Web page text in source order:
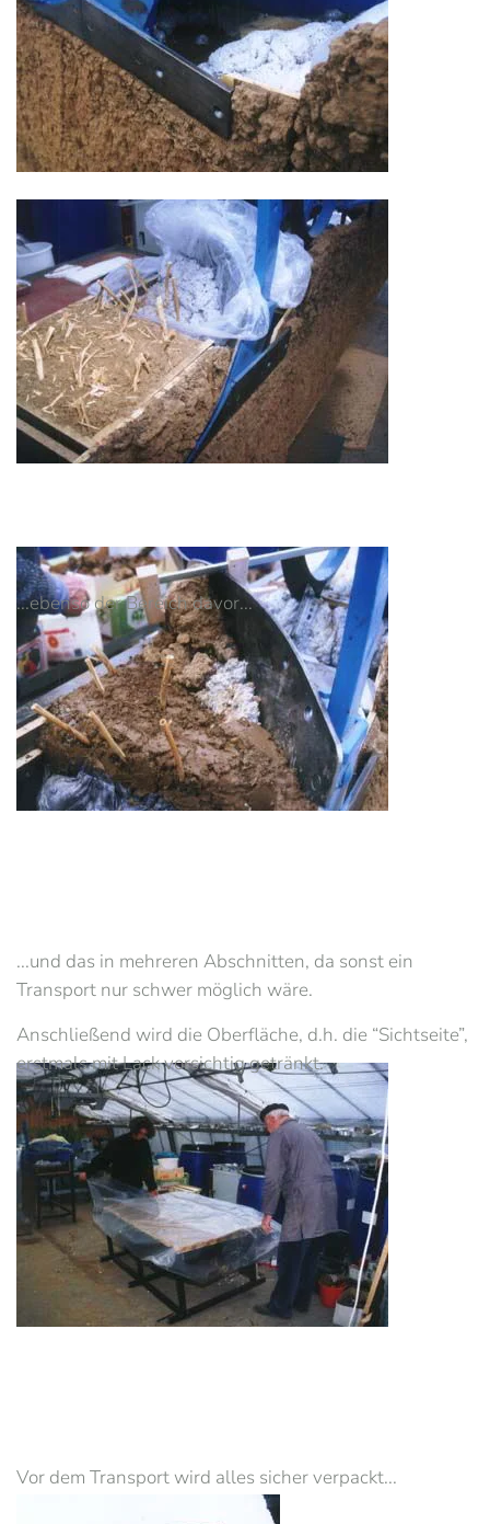
...ebenso der Bereich davor...
...und das in mehreren Abschnitten, da sonst ein
Transport nur schwer möglich wäre.
Anschließend wird die Oberfläche, d.h. die “Sichtseite”,
erstmals mit Lack vorsichtig getränkt.
Vor dem Transport wird alles sicher verpackt...